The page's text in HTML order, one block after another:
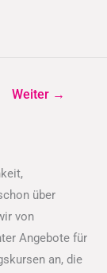
Weiter →
über
von
Angebote für
an, die